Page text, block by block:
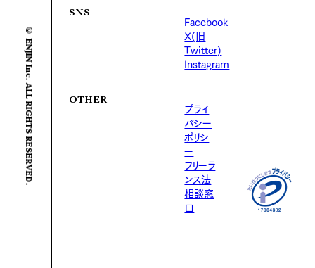
© ENJIN Inc. ALL RIGHTS RESERVED.
SNS
Facebook
X(旧
Twitter)
Instagram
OTHER
プライ
バシー
ポリシ
ー
フリーラ
ンス法
相談窓
口